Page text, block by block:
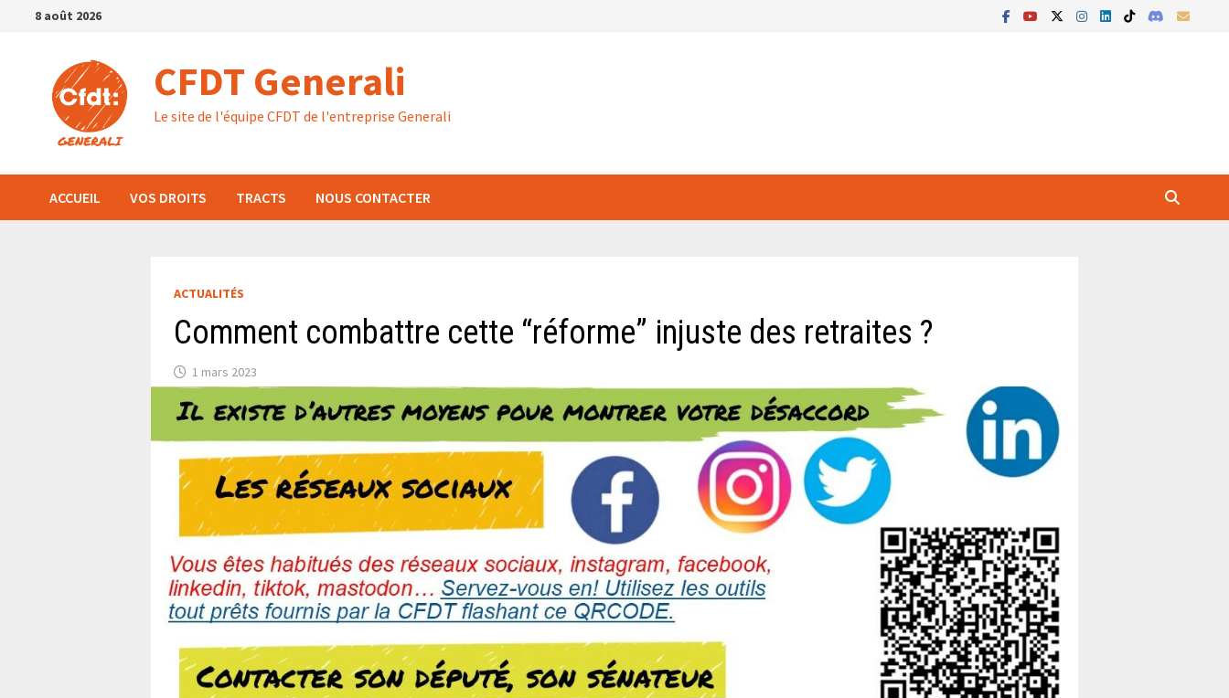
Passer8 août 2026
CFDT Generali
Le site de l'équipe CFDT de l'entreprise Generali
ACCUEIL VOS DROITS TRACTS NOUS CONTACTER
ACTUALITÉS
Comment combattre cette “réforme” injuste des retraites ?
1 mars 2023